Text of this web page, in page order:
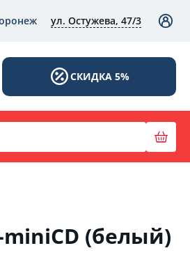
ул. Остужева, 47/3
СКИДКА 5%
(белый)